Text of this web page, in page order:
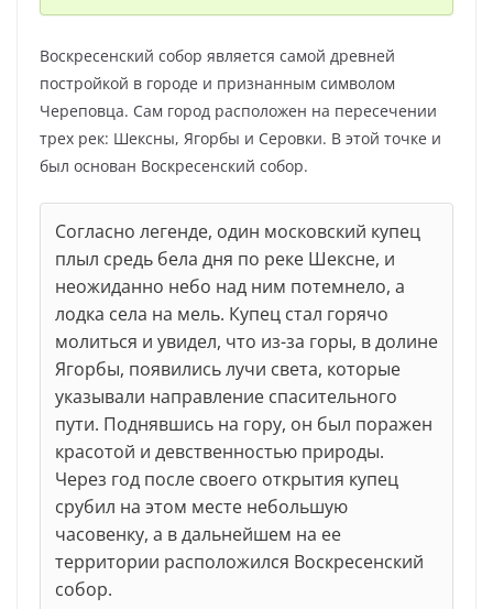
Воскресенский собор является самой древней
постройкой в городе и признанным символом
Череповца. Сам город расположен на пересечении
трех рек: Шексны, Ягорбы и Серовки. В этой точке и
был основан Воскресенский собор.
Согласно легенде, один московский купец
плыл средь бела дня по реке Шексне, и
неожиданно небо над ним потемнело, а
лодка села на мель. Купец стал горячо
молиться и увидел, что из-за горы, в долине
Ягорбы, появились лучи света, которые
указывали направление спасительного
пути. Поднявшись на гору, он был поражен
красотой и девственностью природы.
Через год после своего открытия купец
срубил на этом месте небольшую
часовенку, а в дальнейшем на ее
территории расположился Воскресенский
собор.